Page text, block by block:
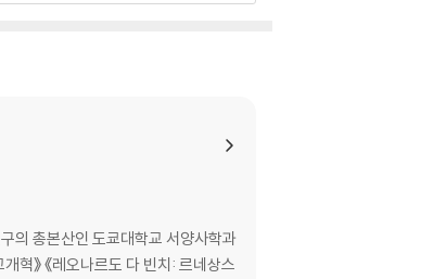
의 총본산인 도쿄대학교 서양사학과
혁》 《레오나르도 다 빈치: 르네상스